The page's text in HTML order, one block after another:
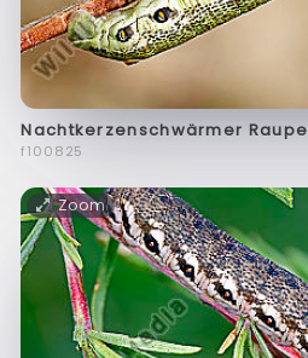
Nachtkerzenschwärmer Raupe
f100825
Zoom